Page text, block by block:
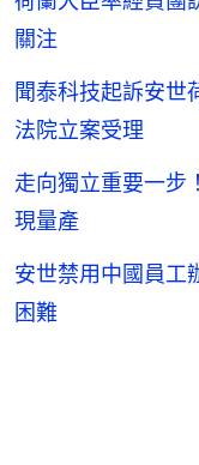
關注
聞泰科技起訴安
法院立案受理
走向獨立重要一
現量產
安世禁用中國員
困難